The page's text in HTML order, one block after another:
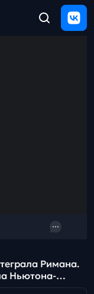
Римана.
Ньютона-